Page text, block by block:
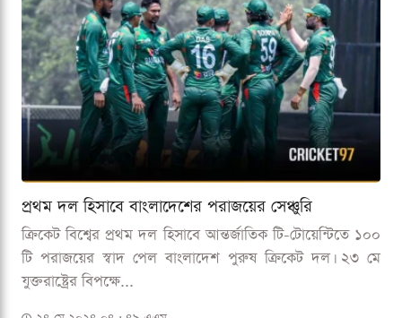
প্রথম দল হিসাবে বাংলাদেশের পরাজয়ের সেঞ্চুরি
ক্রিকেট বিশ্বের প্রথম দল হিসাবে আন্তর্জাতিক টি-টোয়েন্টিতে ১০০
টি পরাজয়ের স্বাদ পেল বাংলাদেশ পুরুষ ক্রিকেট দল। ২৩ মে
যুক্তরাষ্ট্রের বিপক্ষে...